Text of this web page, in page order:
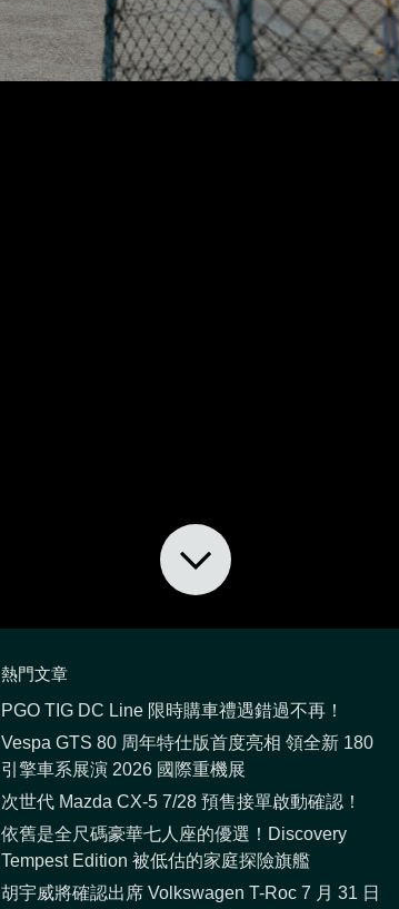
熱門文章
PGO TIG DC Line 限時購車禮遇錯過不再！
Vespa GTS 80 周年特仕版首度亮相 領全新 180
引擎車系展演 2026 國際重機展
次世代 Mazda CX-5 7/28 預售接單啟動確認！
依舊是全尺碼豪華七人座的優選！Discovery
Tempest Edition 被低估的家庭探險旗艦
胡宇威將確認出席 Volkswagen T-Roc 7 月 31 日